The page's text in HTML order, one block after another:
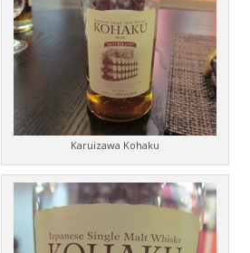
Karuizawa Kohaku